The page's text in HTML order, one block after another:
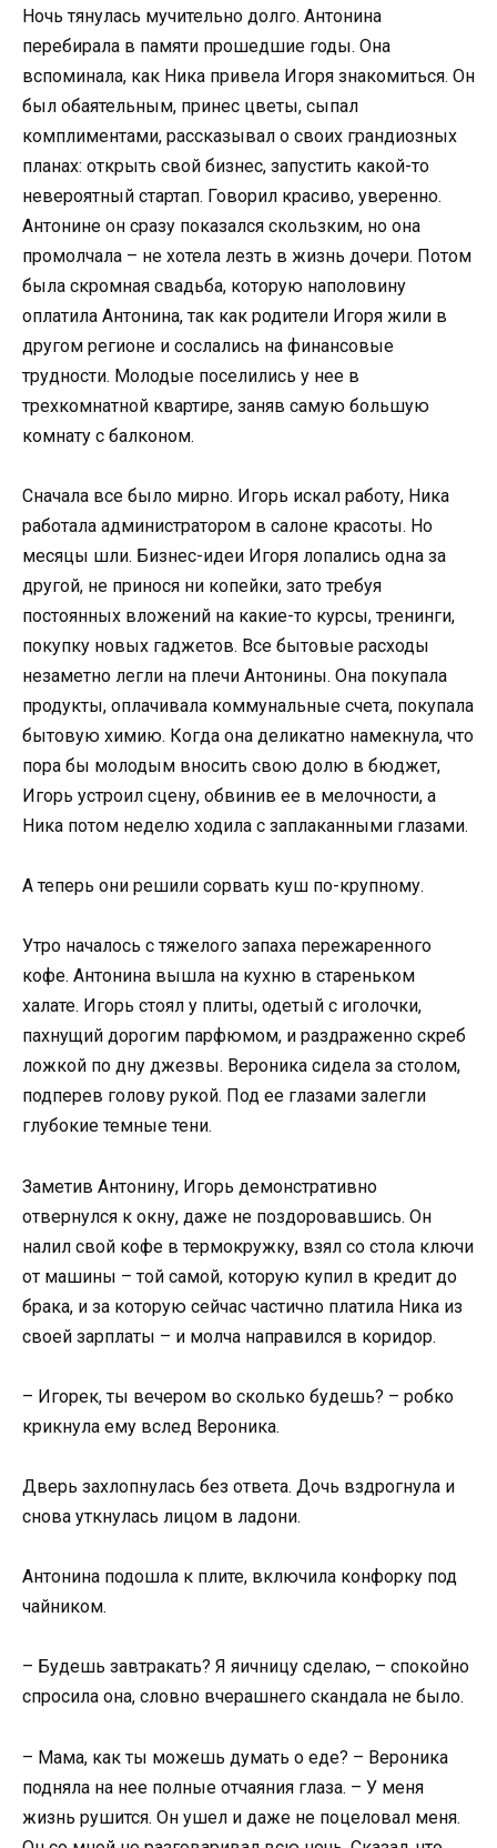
Ночь тянулась мучительно долго. Антонина
перебирала в памяти прошедшие годы. Она
вспоминала, как Ника привела Игоря знакомиться. Он
был обаятельным, принес цветы, сыпал
комплиментами, рассказывал о своих грандиозных
планах: открыть свой бизнес, запустить какой-то
невероятный стартап. Говорил красиво, уверенно.
Антонине он сразу показался скользким, но она
промолчала – не хотела лезть в жизнь дочери. Потом
была скромная свадьба, которую наполовину
оплатила Антонина, так как родители Игоря жили в
другом регионе и сослались на финансовые
трудности. Молодые поселились у нее в
трехкомнатной квартире, заняв самую большую
комнату с балконом.
Сначала все было мирно. Игорь искал работу, Ника
работала администратором в салоне красоты. Но
месяцы шли. Бизнес-идеи Игоря лопались одна за
другой, не принося ни копейки, зато требуя
постоянных вложений на какие-то курсы, тренинги,
покупку новых гаджетов. Все бытовые расходы
незаметно легли на плечи Антонины. Она покупала
продукты, оплачивала коммунальные счета, покупала
бытовую химию. Когда она деликатно намекнула, что
пора бы молодым вносить свою долю в бюджет,
Игорь устроил сцену, обвинив ее в мелочности, а
Ника потом неделю ходила с заплаканными глазами.
А теперь они решили сорвать куш по-крупному.
Утро началось с тяжелого запаха пережаренного
кофе. Антонина вышла на кухню в стареньком
халате. Игорь стоял у плиты, одетый с иголочки,
пахнущий дорогим парфюмом, и раздраженно скреб
ложкой по дну джезвы. Вероника сидела за столом,
подперев голову рукой. Под ее глазами залегли
глубокие темные тени.
Заметив Антонину, Игорь демонстративно
отвернулся к окну, даже не поздоровавшись. Он
налил свой кофе в термокружку, взял со стола ключи
от машины – той самой, которую купил в кредит до
брака, и за которую сейчас частично платила Ника из
своей зарплаты – и молча направился в коридор.
– Игорек, ты вечером во сколько будешь? – робко
крикнула ему вслед Вероника.
Дверь захлопнулась без ответа. Дочь вздрогнула и
снова уткнулась лицом в ладони.
Антонина подошла к плите, включила конфорку под
чайником.
– Будешь завтракать? Я яичницу сделаю, – спокойно
спросила она, словно вчерашнего скандала не было.
– Мама, как ты можешь думать о еде? – Вероника
подняла на нее полные отчаяния глаза. – У меня
жизнь рушится. Он ушел и даже не поцеловал меня.